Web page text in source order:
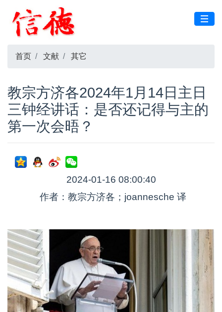
首页 文献 其它
教宗方济各2024年1月14日主日
三钟经讲话：是否还记得与主的
第一次会晤？
2024-01-16 08:00:40
作者：教宗方济各；joannesche 译